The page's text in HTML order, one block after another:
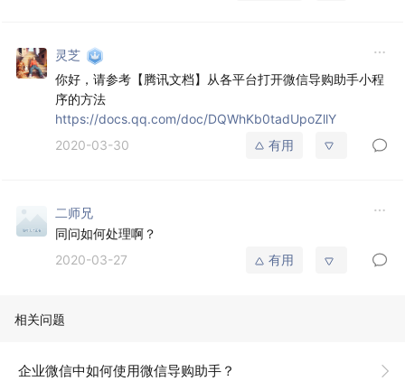
灵芝
你好，请参考【腾讯文档】从各平台打开微信导购助手小程
序的方法
https://docs.qq.com/doc/DQWhKb0tadUpoZllY
2020-03-30
有用
二师兄
同问如何处理啊？
2020-03-27
有用
相关问题
企业微信中如何使用微信导购助手？